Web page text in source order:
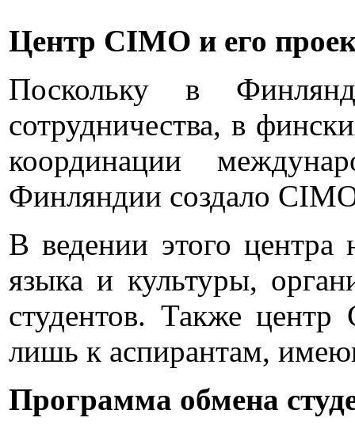
Центр CIMO и его
Поскольку в
сотрудничества, в
координации
Финляндии создало
В ведении этого центра
языка и культуры,
студентов. Также центр
лишь к аспирантам,
Программа обмена